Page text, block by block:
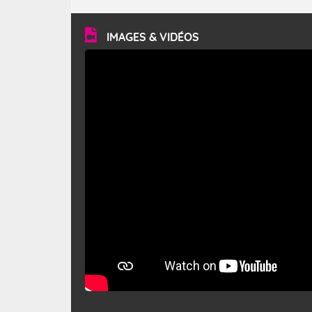
vitesse moyenne de 50 km/h et atteindre 80 à 100 km/h
en rafales, parfois davantage. Il parcourt la basse vallée
du Rhône et la Provence et envahit le littoral
méditerranéen à partir de la Camargue.
IMAGES & VIDÉOS